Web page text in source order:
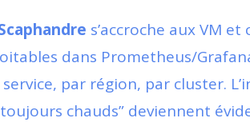
s’accroche aux VM
dans Prometheus/
par région, par cluster.
chauds” deviennent